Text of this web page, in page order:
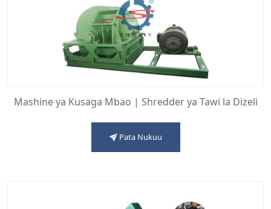
Mashine ya Kusaga Mbao | Shredder ya Tawi la Dizeli
Pata Nukuu